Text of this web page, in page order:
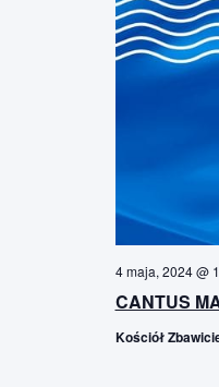
CANTUS
4 maja, 2024 @
Kościół